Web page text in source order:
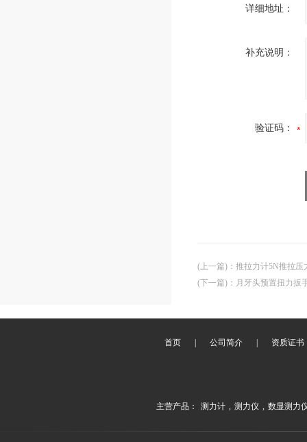
详细地址：
补充说明：
验证码：
(上一篇) ： 推拉力计5N推拉压
(下一篇) ： 月牙头预置扭力扳
首页 公司简介 资质证书
主营产品： 测力计 , 测力仪 , 数显测力